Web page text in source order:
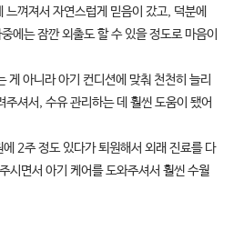
껴져서 자연스럽게 믿음이 갔고, 덕분에
에는 잠깐 외출도 할 수 있을 정도로 마음이
게 아니라 아기 컨디션에 맞춰 천천히 늘리
셔서, 수유 관리하는 데 훨씬 도움이 됐어
2주 정도 있다가 퇴원해서 외래 진료를 다
시면서 아기 케어를 도와주셔서 훨씬 수월